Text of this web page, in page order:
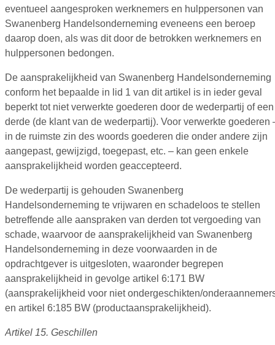
eventueel aangesproken werknemers en hulppersonen van
Swanenberg Handelsonderneming eveneens een beroep
daarop doen, als was dit door de betrokken werknemers en
hulppersonen bedongen.
De aansprakelijkheid van Swanenberg Handelsonderneming
conform het bepaalde in lid 1 van dit artikel is in ieder geval
beperkt tot niet verwerkte goederen door de wederpartij of een
derde (de klant van de wederpartij). Voor verwerkte goederen
in de ruimste zin des woords goederen die onder andere zijn
aangepast, gewijzigd, toegepast, etc. – kan geen enkele
aansprakelijkheid worden geaccepteerd.
De wederpartij is gehouden Swanenberg
Handelsonderneming te vrijwaren en schadeloos te stellen
betreffende alle aanspraken van derden tot vergoeding van
schade, waarvoor de aansprakelijkheid van Swanenberg
Handelsonderneming in deze voorwaarden in de
opdrachtgever is uitgesloten, waaronder begrepen
aansprakelijkheid in gevolge artikel 6:171 BW
(aansprakelijkheid voor niet ondergeschikten/
en artikel 6:185 BW (productaansprakelijkheid).
Artikel 15. Geschillen